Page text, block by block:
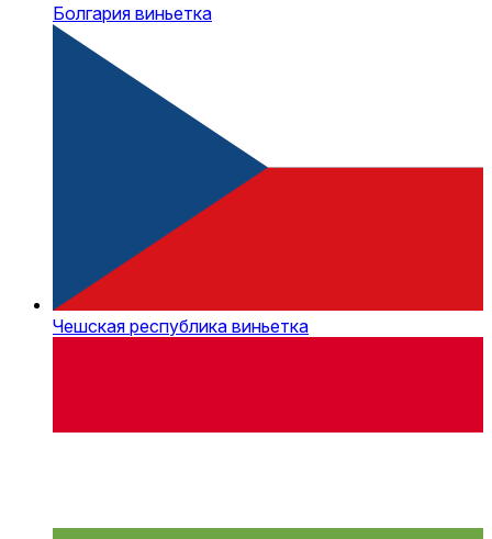
Болгария виньетка
Чешская республика виньетка